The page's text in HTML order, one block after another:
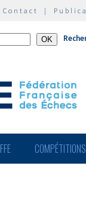
Contact |
FFE COMPÉTITIONS